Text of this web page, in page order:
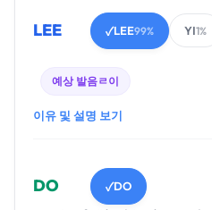
LEE ✓LEE99% YI1%
예상 발음ㄹ이
이유 및 설명 보기
DO ✓DO